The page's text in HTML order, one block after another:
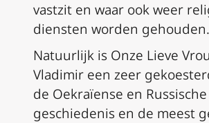
vastzit en waar ook weer
diensten worden gehouden.
Natuurlijk is Onze Lieve
Vladimir een zeer
de Oekraïense en Russische
geschiedenis en de meest